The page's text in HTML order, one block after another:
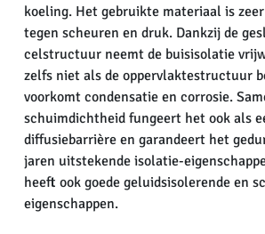
koeling. Het gebruikte materiaal is
tegen scheuren en druk. Dankzij de
celstructuur neemt de buisisolatie
zelfs niet als de oppervlaktestructuur
voorkomt condensatie en corrosie.
schuimdichtheid fungeert het ook als
diffusiebarrière en garandeert het
jaren uitstekende isolatie-
heeft ook goede geluidsisolerende en
eigenschappen.